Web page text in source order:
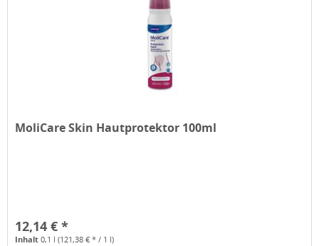
MoliCare Skin Hautprotektor 100ml
12,14 € *
Inhalt0,1 l(121,38 € * / 1 l)